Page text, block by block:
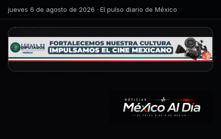
jueves 6 de agosto de 2026 · El pulso diario de México